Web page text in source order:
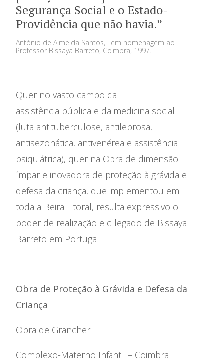
Áreas de Intervenção
Parcerias Sociais
Prémios
Emprego
Concursos
Agenda
Segurança Social e o Estado-
Providência que não havia.”
António de Almeida Santos, em homenagem ao
Professor Bissaya Barreto, Coimbra, 1997.
Quer no vasto campo da
assistência pública e da medicina social
(luta antituberculose, antileprosa,
antisezonática, antivenérea e assistência
psiquiátrica), quer na Obra de dimensão
ímpar e inovadora de proteção à grávida e
defesa da criança, que implementou em
toda a Beira Litoral, resulta expressivo o
poder de realização e o legado de Bissaya
Barreto em Portugal:
Obra de Proteção à Grávida e Defesa da
Criança
Obra de Grancher
Complexo-Materno Infantil – Coimbra